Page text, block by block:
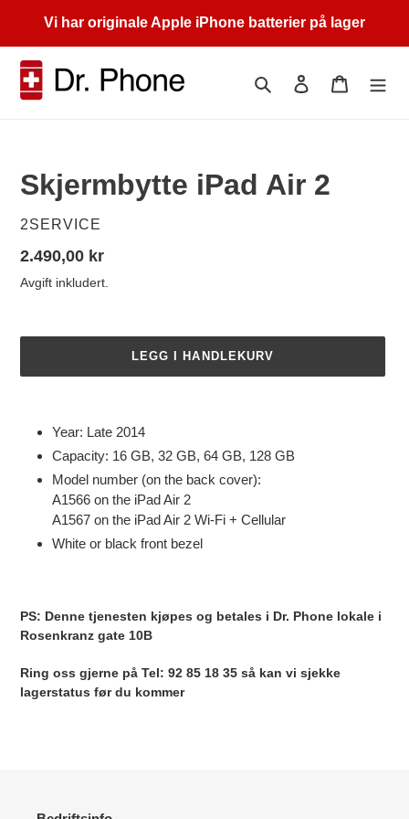
til
innholdet
Vi har originale Apple iPhone batterier på lager
Logg på
Skjermbytte iPad Air 2
SELGER
2SERVICE
Vanlig
pris
2.490,00 kr
Avgift inkludert.
LEGG I HANDLEKURV
produkter
handlekurven
Year: Late 2014
Capacity: 16 GB, 32 GB, 64 GB, 128 GB
Model number (on the back cover):
A1566 on the iPad Air 2
A1567 on the iPad Air 2 Wi-Fi + Cellular
White or black front bezel
PS: Denne tjenesten kjøpes og betales i Dr. Phone lokale i
Rosenkranz gate 10B
Ring oss gjerne på Tel: 92 85 18 35 så kan vi sjekke
lagerstatus før du kommer